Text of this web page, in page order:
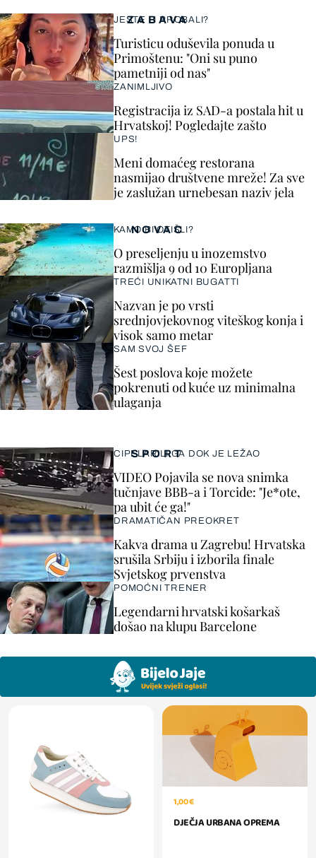
ZABAVA
JESTE LI PROBALI?
Turisticu oduševila ponuda u
Primoštenu: "Oni su puno
pametniji od nas"
ZANIMLJIVO
Registracija iz SAD-a postala hit u
Hrvatskoj! Pogledajte zašto
UPS!
Meni domaćeg restorana
nasmijao društvene mreže! Za sve
je zaslužan urnebesan naziv jela
SPORT
CIPELARILI GA DOK JE LEŽAO
VIDEO Pojavila se nova snimka
tučnjave BBB-a i Torcide: "Je*ote,
pa ubit će ga!"
DRAMATIČAN PREOKRET
Kakva drama u Zagrebu! Hrvatska
srušila Srbiju i izborila finale
Svjetskog prvenstva
POMOĆNI TRENER
Legendarni hrvatski košarkaš
došao na klupu Barcelone
NOVAC
KAMO BI OTIŠLI?
O preseljenju u inozemstvo
razmišlja 9 od 10 Europljana
TREĆI UNIKATNI BUGATTI
Nazvan je po vrsti
srednjovjekovnog viteškog konja i
visok samo metar
SAM SVOJ ŠEF
Šest poslova koje možete
pokrenuti od kuće uz minimalna
ulaganja
1,00 €
DJEČJA URBANA OPREMA